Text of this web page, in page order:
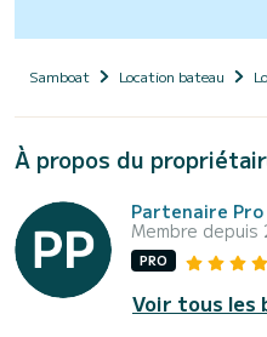
Samboat Location bateau
À propos du
Partenaire Pro
Membre depuis
PRO
Voir tous les